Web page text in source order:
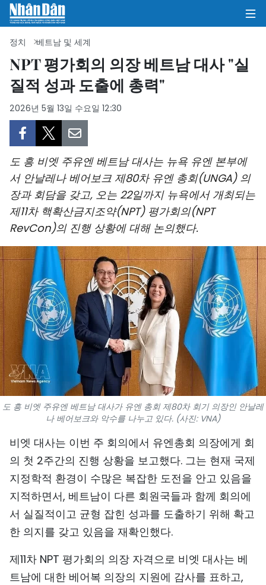
집
정치
비즈니스
사회
환경
문화
스포츠
과학기술
여행
세계
사진
비디오
인포그래픽
메가스토리
회사 소개
ENGLISH
정치 베트남 및 세계
NPT 평가회의 의장 베트남 대사 "실
질적 성과 도출에 총력"
2026년 5월 13일 수요일 12:30
도 흥 비엣 주유엔 베트남 대사는 뉴욕 유엔 본부에
서 안날레나 베어보크 제80차 유엔 총회(UNGA) 의
장과 회담을 갖고, 오는 22일까지 뉴욕에서 개최되는
제11차 핵확산금지조약(NPT) 평가회의(NPT
RevCon)의 진행 상황에 대해 논의했다.
도 흥 비엣 주유엔 베트남 대사가 유엔 총회 제80차 회기 의장인 안날레
나 베어보크와 악수를 나누고 있다. (사진: VNA)
비엣 대사는 이번 주 회의에서 유엔총회 의장에게 회
의 첫 2주간의 진행 상황을 보고했다. 그는 현재 국제
지정학적 환경이 수많은 복잡한 도전을 안고 있음을
지적하면서, 베트남이 다른 회원국들과 함께 회의에
서 실질적이고 균형 잡힌 성과를 도출하기 위해 확고
한 의지를 갖고 있음을 재확인했다.
제11차 NPT 평가회의 의장 자격으로 비엣 대사는 베
트남에 대한 베어복 의장의 지원에 감사를 표하고,